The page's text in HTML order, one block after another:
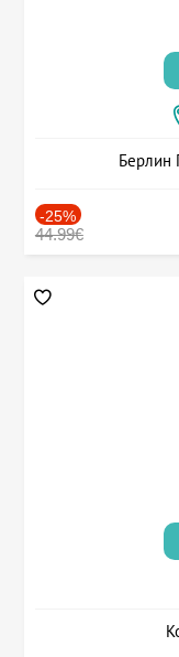
Берлин
-25%
44.99€